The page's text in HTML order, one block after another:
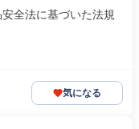
全法に基づいた法規
気になる